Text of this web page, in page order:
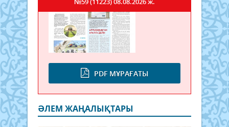
PDF МҰРАҒАТЫ
ӘЛЕМ ЖАҢАЛЫҚТАРЫ